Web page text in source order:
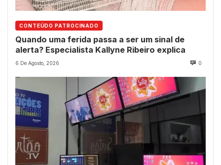
CONTEÚDO PATROCINADO
Quando uma ferida passa a ser um sinal de
alerta? Especialista Kallyne Ribeiro explica
6 De Agosto, 2026 0